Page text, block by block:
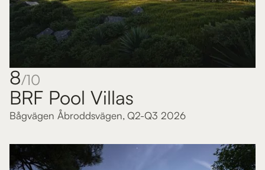
8/10
BRF Pool Villas
Bågvägen Åbroddsvägen, Q2-Q3 2026